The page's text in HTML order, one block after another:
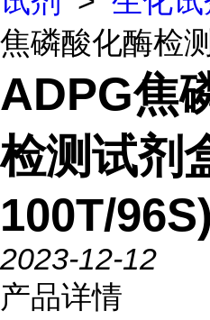
焦磷酸化酶检
ADPG焦
检测试剂
100T/96S)
2023-12-12
产品详情